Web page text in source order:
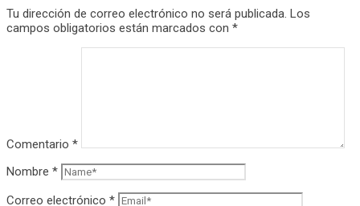
Tu dirección de correo electrónico no será publicada. Los
campos obligatorios están marcados con *
Comentario *
Nombre *
Correo electrónico *